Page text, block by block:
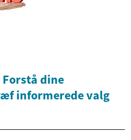
dine
informerede valg